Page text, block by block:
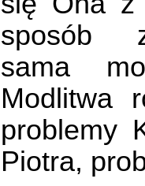
sposób
sama
Modlitwa
problemy
Piotra,